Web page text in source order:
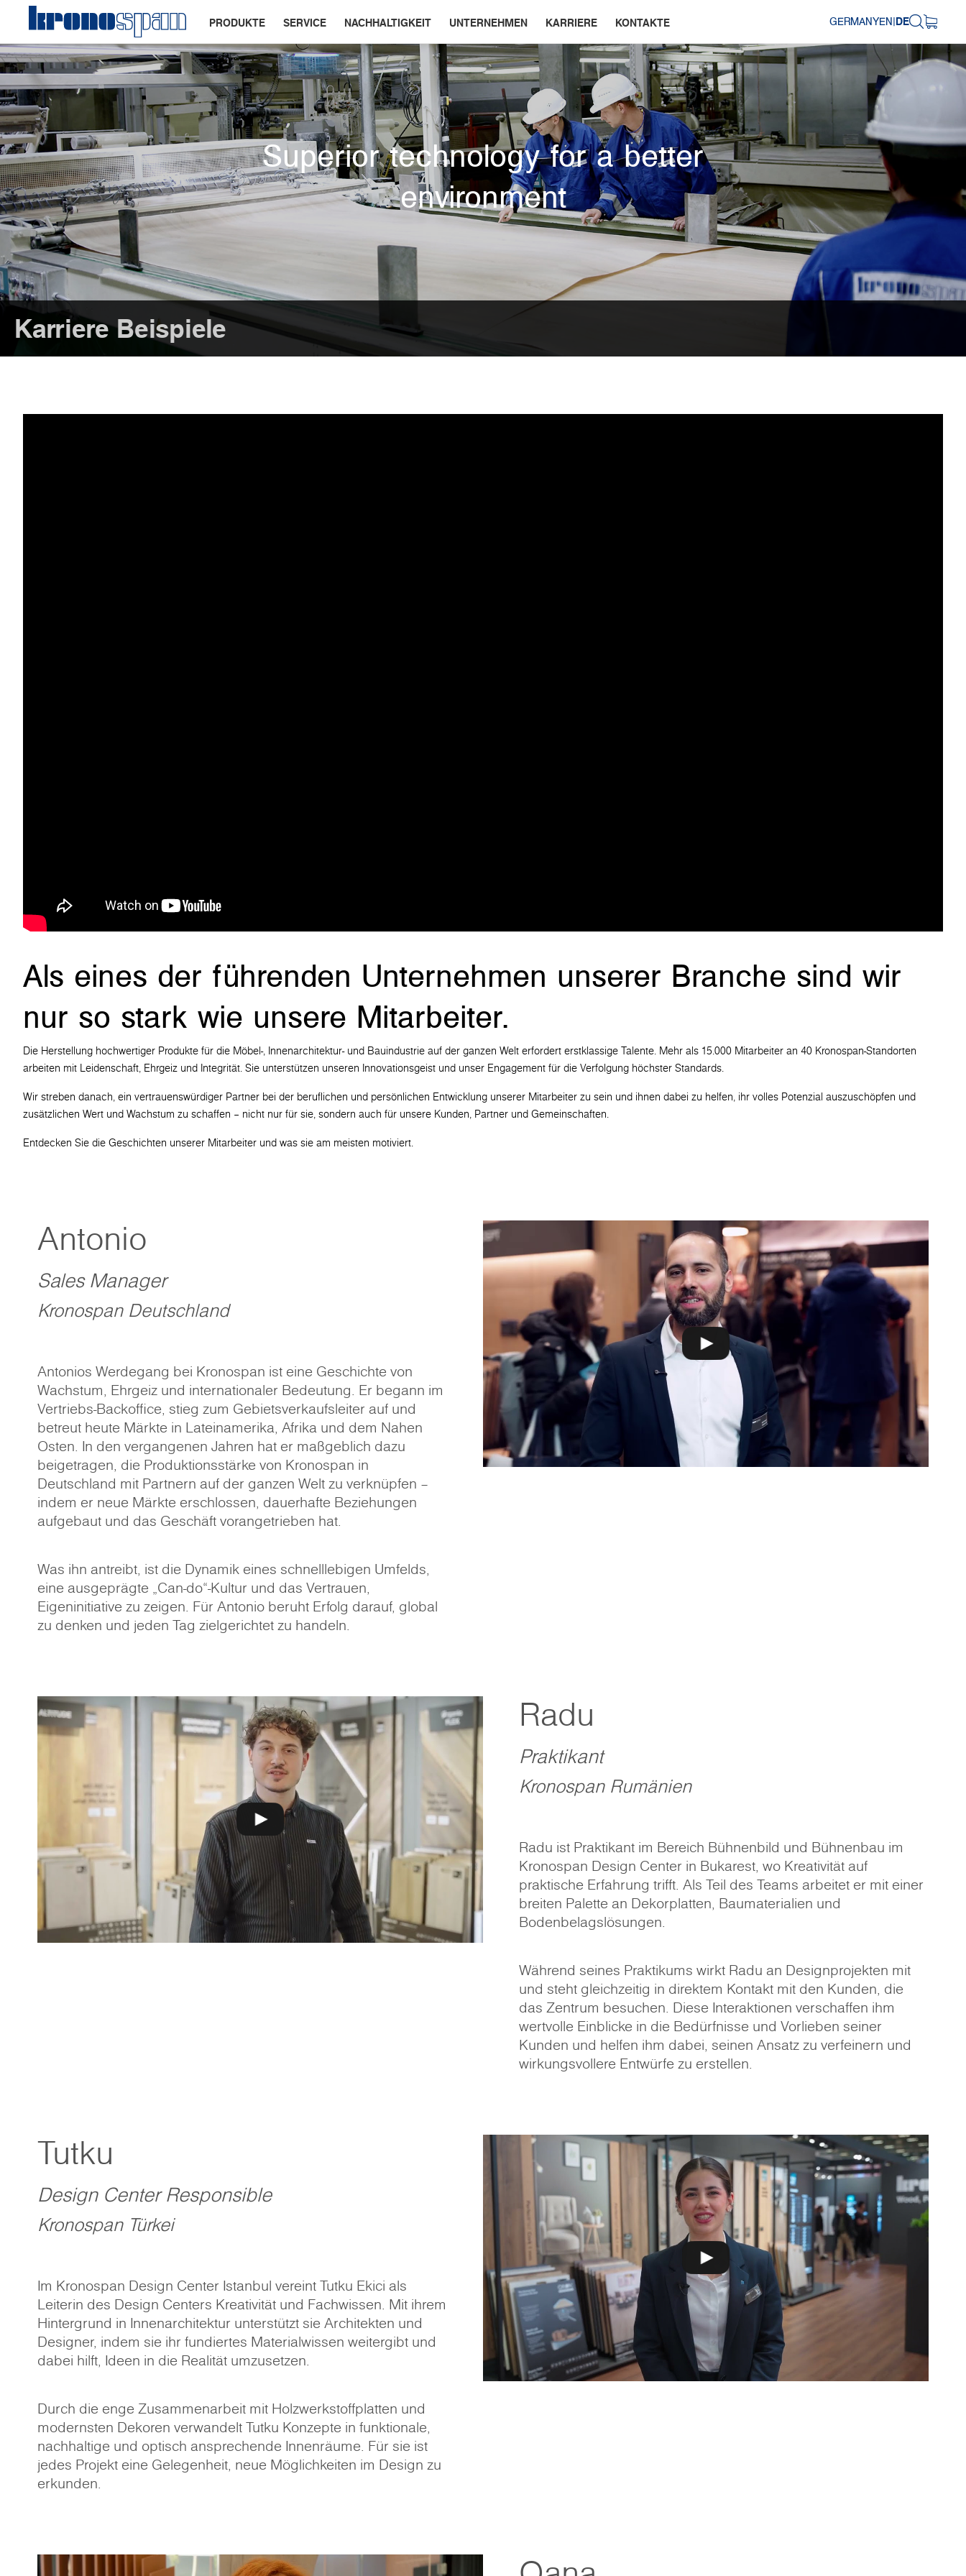
PRODUKTE SERVICE NACHHALTIGKEIT UNTERNEHMEN KARRIERE KONTAKTE GERMANYEN|DE
Karriere Beispiele
Superior technology for a better
environment
Als eines der führenden Unternehmen unserer Branche sind wir
nur so stark wie unsere Mitarbeiter.
Die Herstellung hochwertiger Produkte für die Möbel-, Innenarchitektur- und Bauindustrie auf der ganzen Welt erfordert erstklassige Talente. Mehr als 15.000 Mitarbeiter an 40 Kronospan-Standorten
arbeiten mit Leidenschaft, Ehrgeiz und Integrität. Sie unterstützen unseren Innovationsgeist und unser Engagement für die Verfolgung höchster Standards.
Wir streben danach, ein vertrauenswürdiger Partner bei der beruflichen und persönlichen Entwicklung unserer Mitarbeiter zu sein und ihnen dabei zu helfen, ihr volles Potenzial auszuschöpfen und
zusätzlichen Wert und Wachstum zu schaffen – nicht nur für sie, sondern auch für unsere Kunden, Partner und Gemeinschaften.
Entdecken Sie die Geschichten unserer Mitarbeiter und was sie am meisten motiviert.
Antonio
Sales Manager
Kronospan Deutschland
Antonios Werdegang bei Kronospan ist eine Geschichte von
Wachstum, Ehrgeiz und internationaler Bedeutung. Er begann im
Vertriebs-Backoffice, stieg zum Gebietsverkaufsleiter auf und
betreut heute Märkte in Lateinamerika, Afrika und dem Nahen
Osten. In den vergangenen Jahren hat er maßgeblich dazu
beigetragen, die Produktionsstärke von Kronospan in
Deutschland mit Partnern auf der ganzen Welt zu verknüpfen –
indem er neue Märkte erschlossen, dauerhafte Beziehungen
aufgebaut und das Geschäft vorangetrieben hat.
Was ihn antreibt, ist die Dynamik eines schnelllebigen Umfelds,
eine ausgeprägte „Can-do“-Kultur und das Vertrauen,
Eigeninitiative zu zeigen. Für Antonio beruht Erfolg darauf, global
zu denken und jeden Tag zielgerichtet zu handeln.
Radu
Praktikant
Kronospan Rumänien
Radu ist Praktikant im Bereich Bühnenbild und Bühnenbau im
Kronospan Design Center in Bukarest, wo Kreativität auf
praktische Erfahrung trifft. Als Teil des Teams arbeitet er mit einer
breiten Palette an Dekorplatten, Baumaterialien und
Bodenbelagslösungen.
Während seines Praktikums wirkt Radu an Designprojekten mit
und steht gleichzeitig in direktem Kontakt mit den Kunden, die
das Zentrum besuchen. Diese Interaktionen verschaffen ihm
wertvolle Einblicke in die Bedürfnisse und Vorlieben seiner
Kunden und helfen ihm dabei, seinen Ansatz zu verfeinern und
wirkungsvollere Entwürfe zu erstellen.
Tutku
Design Center Responsible
Kronospan Türkei
Im Kronospan Design Center Istanbul vereint Tutku Ekici als
Leiterin des Design Centers Kreativität und Fachwissen. Mit ihrem
Hintergrund in Innenarchitektur unterstützt sie Architekten und
Designer, indem sie ihr fundiertes Materialwissen weitergibt und
dabei hilft, Ideen in die Realität umzusetzen.
Durch die enge Zusammenarbeit mit Holzwerkstoffplatten und
modernsten Dekoren verwandelt Tutku Konzepte in funktionale,
nachhaltige und optisch ansprechende Innenräume. Für sie ist
jedes Projekt eine Gelegenheit, neue Möglichkeiten im Design zu
erkunden.